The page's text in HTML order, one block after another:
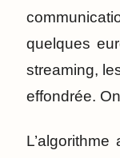
quelques
streaming,
effondrée.